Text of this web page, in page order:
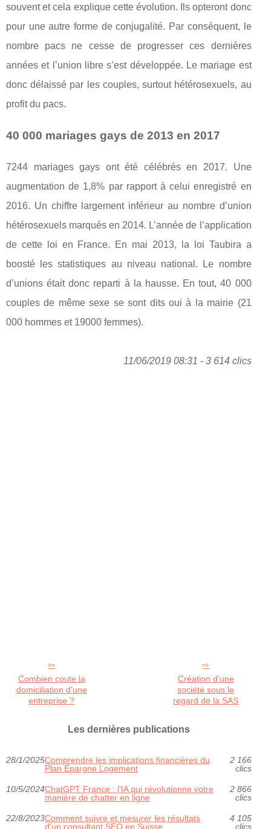
souvent et cela explique cette évolution. Ils opteront donc
pour une autre forme de conjugalité. Par conséquent, le
nombre pacs ne cesse de progresser ces dernières
années et l’union libre s’est développée. Le mariage est
donc délaissé par les couples, surtout hétérosexuels, au
profit du pacs.
40 000 mariages gays de 2013 en 2017
7244 mariages gays ont été célébrés en 2017. Une
augmentation de 1,8% par rapport à celui enregistré en
2016. Un chiffre largement inférieur au nombre d’union
hétérosexuels marqués en 2014. L’année de l’application
de cette loi en France. En mai 2013, la loi Taubira a
boosté les statistiques au niveau national. Le nombre
d’unions était donc reparti à la hausse. En tout, 40 000
couples de même sexe se sont dits oui à la mairie (21
000 hommes et 19000 femmes).
11/06/2019 08:31 - 3 614 clics
Combien coute la
domiciliation d'une
entreprise ?
Création d’une
société sous le
regard de la SAS
Les dernières publications
28/1/2025Comprendre les implications financières du
Plan Épargne Logement
2 166
clics
10/5/2024ChatGPT France : l'IA qui révolutionne votre
manière de chatter en ligne
2 866
clics
22/8/2023Comment suivre et mesurer les résultats
d'un consultant SEO en Suisse
4 105
clics